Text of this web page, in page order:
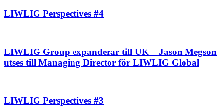
LIWLIG Perspectives #4
LIWLIG Group expanderar till UK – Jason Megson
utses till Managing Director för LIWLIG Global
LIWLIG Perspectives #3